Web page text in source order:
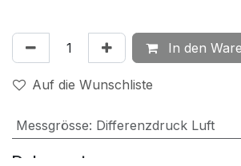
In den
Auf die Wunschliste
Messgrösse: Differenzdruck Luft
Dokumente